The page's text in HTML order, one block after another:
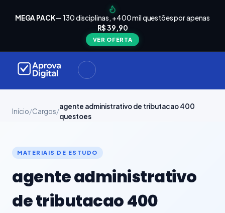
MEGA PACK— 130 disciplinas, +400 mil questões por apenas
R$ 39,90
VER OFERTA
Início/Cargos/
agente administrativo de tributacao 400
questoes
MATERIAIS DE ESTUDO
agente administrativo
de tributacao 400
Seu
loja e